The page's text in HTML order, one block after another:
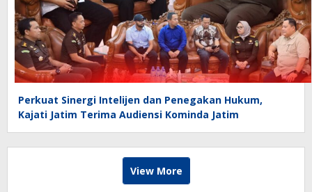
Perkuat Sinergi Intelijen dan Penegakan Hukum,
Kajati Jatim Terima Audiensi Kominda Jatim
View More